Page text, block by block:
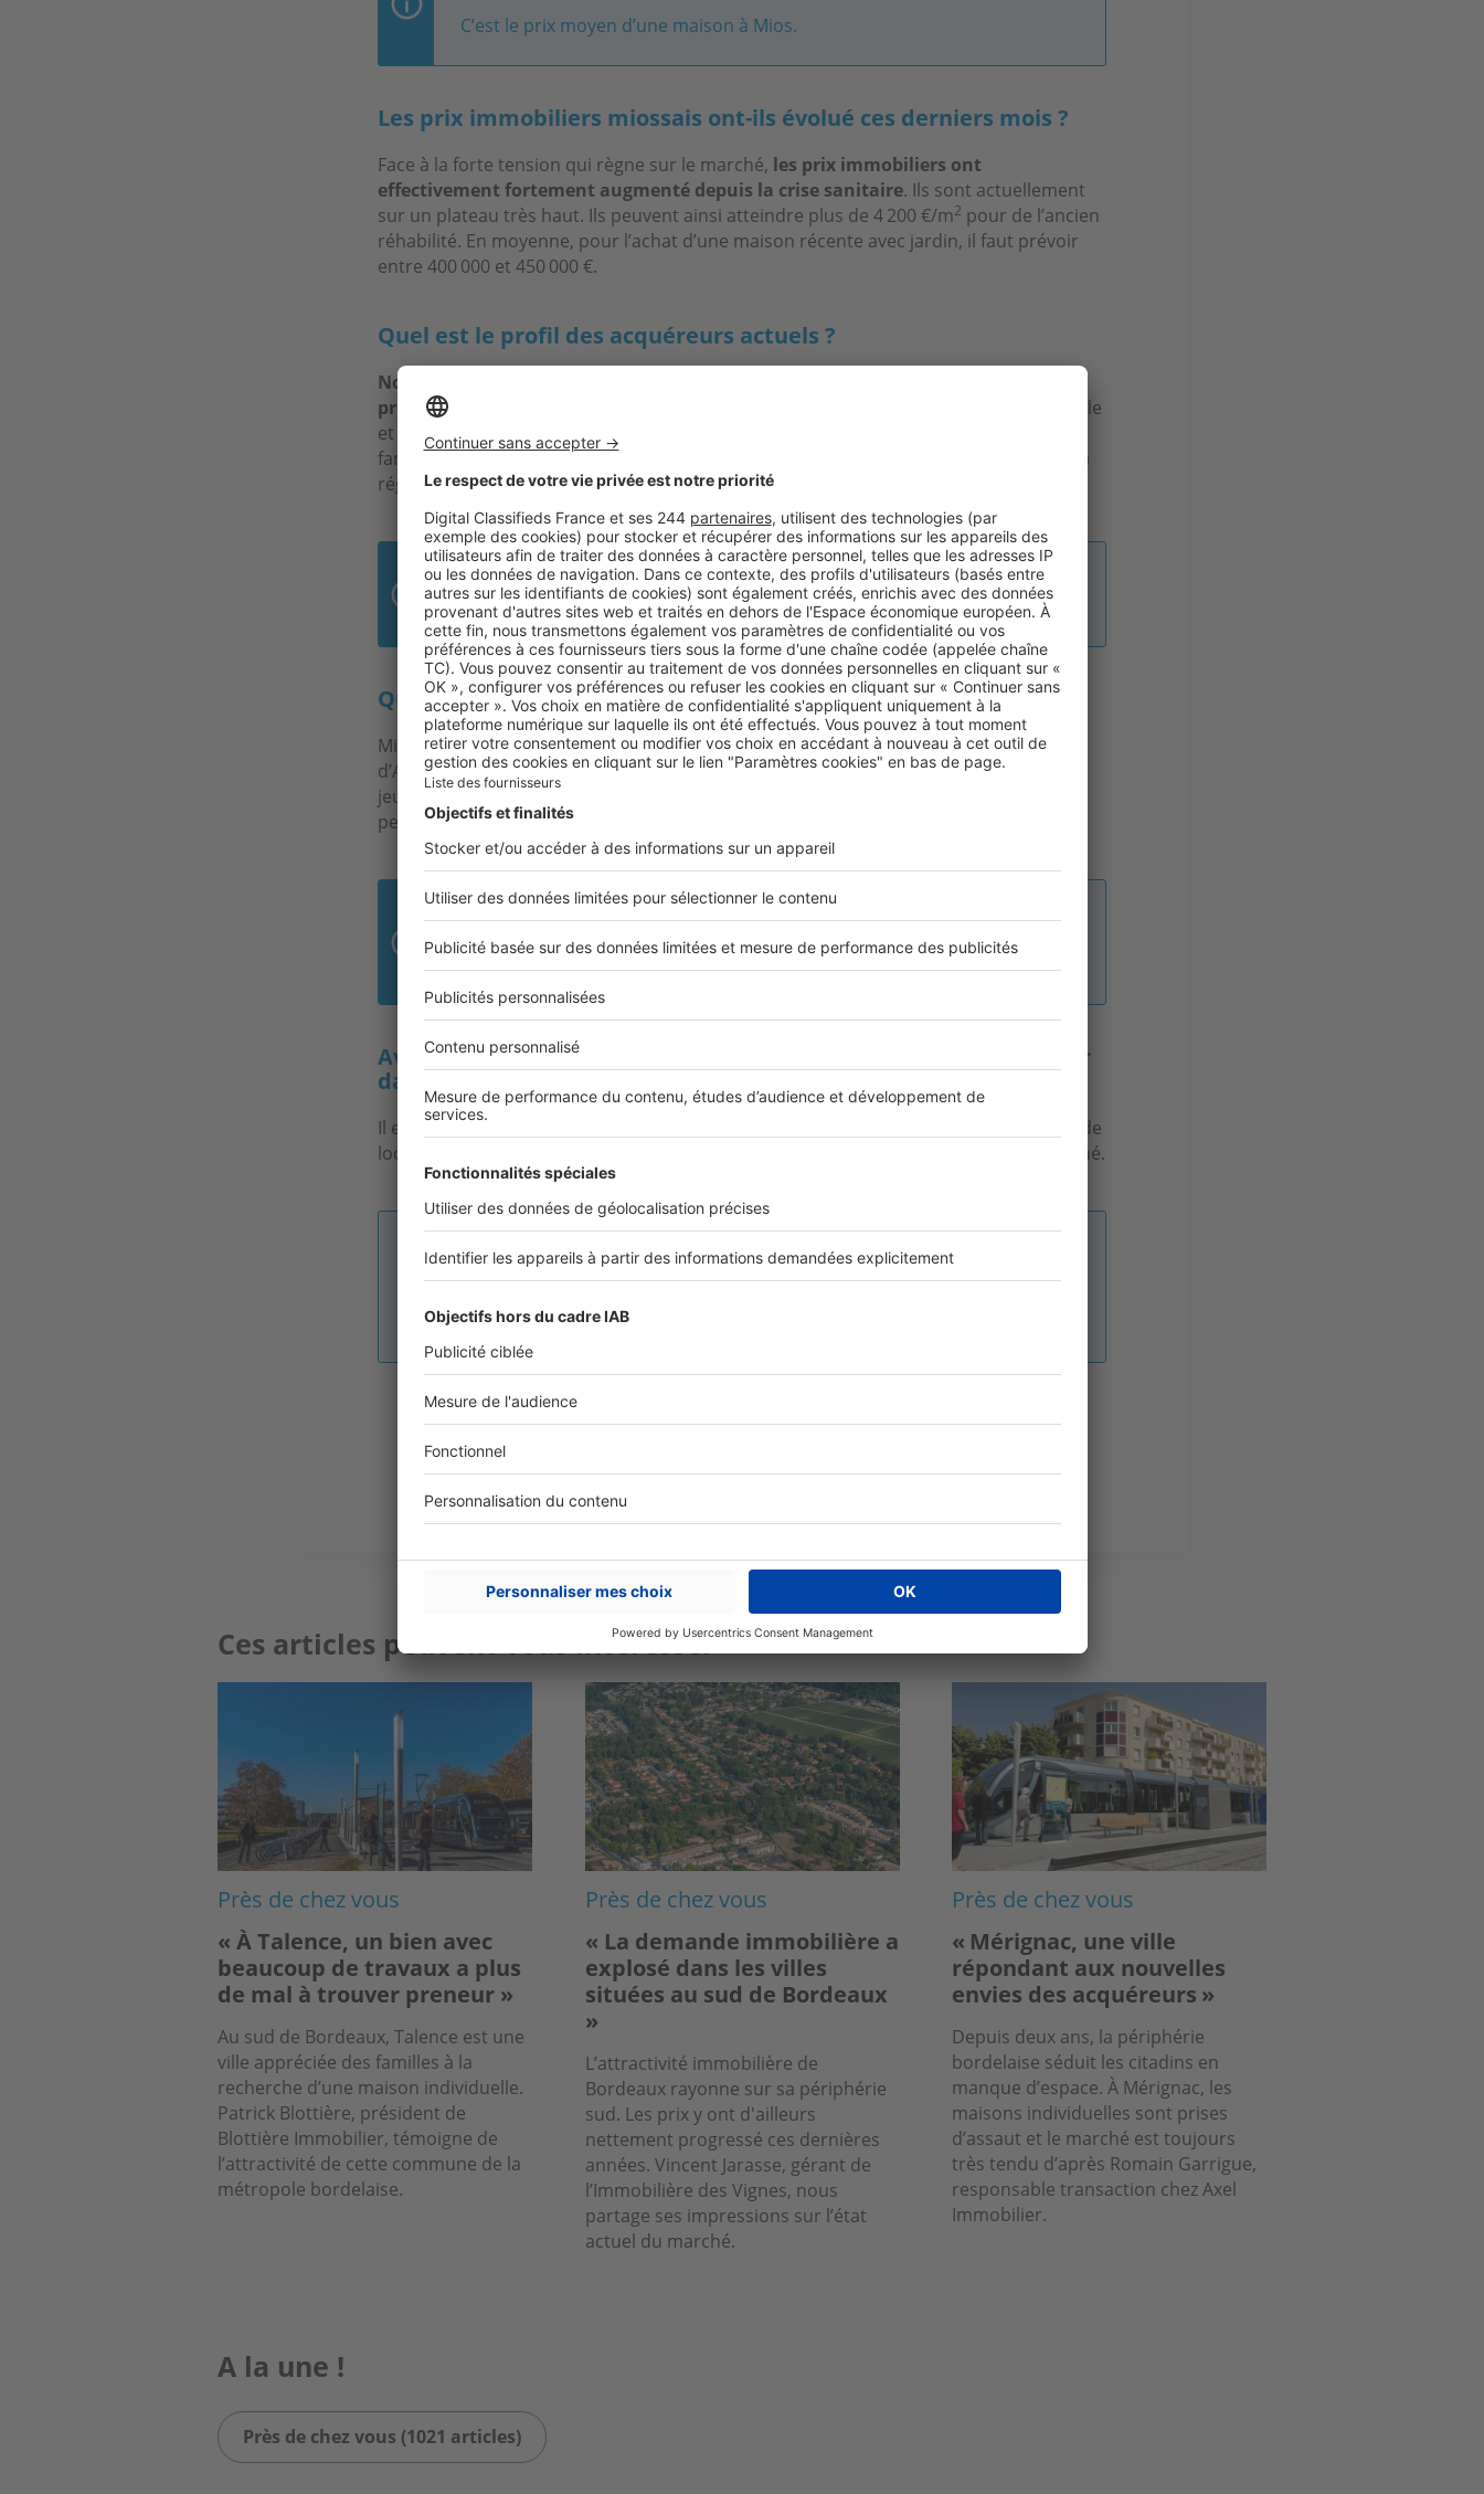
C’est le prix moyen d’une maison à Mios.
Les prix immobiliers miossais ont-ils évolué ces derniers mois ?
Face à la forte tension qui règne sur le marché, les prix immobiliers ont
effectivement fortement augmenté depuis la crise sanitaire. Ils sont actuellement
sur un plateau très haut. Ils peuvent ainsi atteindre plus de 4 200 €/m2 pour de l’ancien
réhabilité. En moyenne, pour l’achat d’une maison récente avec jardin, il faut prévoir
entre 400 000 et 450 000 €.
Quel est le profil des acquéreurs actuels ?
Nous avons essentiellement affaire à des personnes en quête d’une résidence
principale.
La hausse des prix met à mal l’achat de résidences secondaires dans la ville
et ses alentours. Nos clients sont majoritairement des cadres en quête d’une maison
familiale et des jeunes retraités souhaitant se rapprocher de leurs enfants habitant la
région.
« Nous travaillons à flux tendu car nous n’avons pas suffisamment de
biens à vendre »
Quels sont les secteurs les plus recherchés par les acheteurs ?
Mios est prisée dans son ensemble. À mi-chemin entre Bordeaux et le bassin
d’Arcachon, elle compte de nombreux établissements scolaires qui séduisent les
jeunes parents.
permet de rejoindre facilement Paris et d’autres grandes villes.
92 %
C’est la part de maisons dans le parc immobilier miossais.
Avez-vous un ou deux conseils à donner à un potentiel acquéreur
dans votre secteur ?
Il est conseillé de
, notamment en termes de
localisation et de budget. Cela permet d’être réactif lorsqu’un bien arrive sur le marché.
Image
José Dafonseca
Gérant Aima Immobilier
Partager sur
Plus de conseils
Ces articles peuvent vous intéresser
Près de chez vous
« À Talence, un bien avec
beaucoup de travaux a plus
de mal à trouver preneur »
Au sud de Bordeaux, Talence est une
ville appréciée des familles à la
recherche d’une maison individuelle.
Patrick Blottière, président de
Blottière Immobilier, témoigne de
l’attractivité de cette commune de la
métropole bordelaise.
Image
Près de chez vous
« La demande immobilière a
explosé dans les villes
situées au sud de Bordeaux
»
L’attractivité immobilière de
Bordeaux rayonne sur sa périphérie
sud. Les prix y ont d'ailleurs
nettement progressé ces dernières
années. Vincent Jarasse, gérant de
l’Immobilière des Vignes, nous
partage ses impressions sur l’état
actuel du marché.
Près de chez vous
« Mérignac, une ville
répondant aux nouvelles
envies des acquéreurs »
Depuis deux ans, la périphérie
bordelaise séduit les citadins en
manque d’espace. À Mérignac, les
maisons individuelles sont prises
d’assaut et le marché est toujours
très tendu d’après Romain Garrigue,
responsable transaction chez Axel
Immobilier.
A la une !
Près de chez vous (1021 articles)